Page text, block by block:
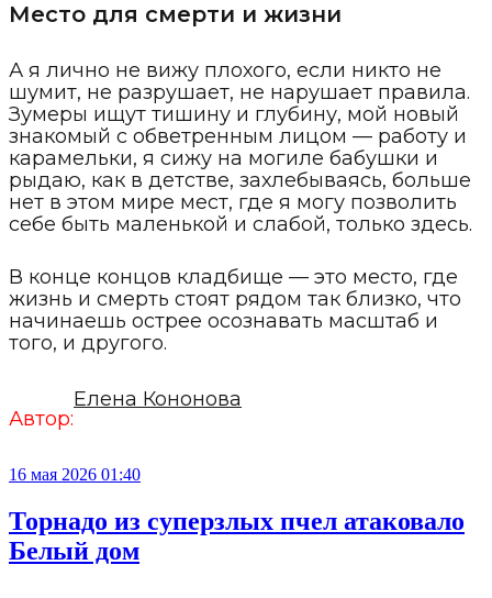
Место для смерти и жизни
А я лично не вижу плохого, если никто не
шумит, не разрушает, не нарушает правила.
Зумеры ищут тишину и глубину, мой новый
знакомый с обветренным лицом — работу и
карамельки, я сижу на могиле бабушки и
рыдаю, как в детстве, захлебываясь, больше
нет в этом мире мест, где я могу позволить
себе быть маленькой и слабой, только здесь.
В конце концов кладбище — это место, где
жизнь и смерть стоят рядом так близко, что
начинаешь острее осознавать масштаб и
того, и другого.
Автор:
Елена Кононова
16 мая 2026 01:40
Торнадо из суперзлых пчел атаковало
Белый дом